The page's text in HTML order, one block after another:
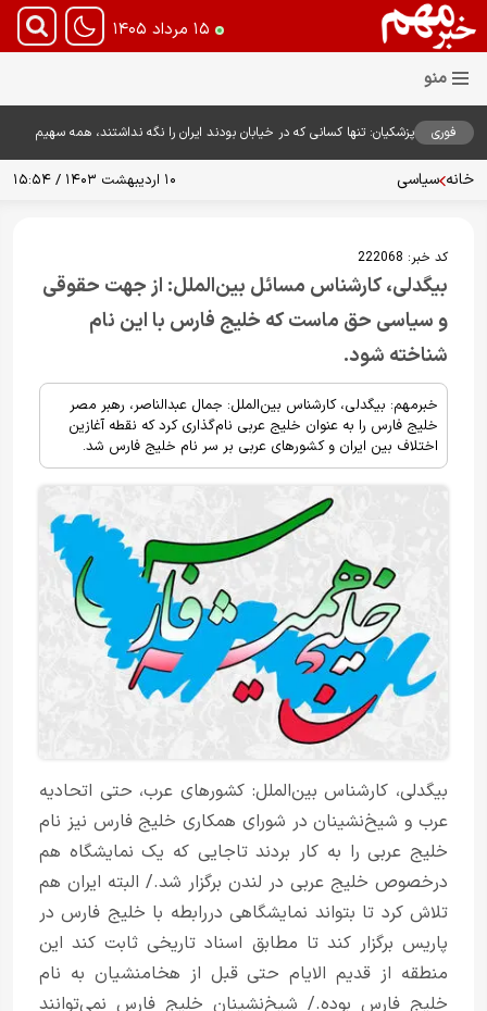
۱۵ مرداد ۱۴۰۵
فوری
پزشکیان: تنها کسانی که در خیابان بودند ایران را نگه نداشتند، همه سهیم
خانه سیاسی ۱۰ اردیبهشت ۱۴۰۳ / ۱۵:۵۴
کد خبر: 222068
بیگدلی، کارشناس مسائل بین‌الملل: از جهت حقوقی
و سیاسی حق ماست که خلیج فارس با این نام
شناخته شود.
خبرمهم: بیگدلی، کارشناس بین‌الملل: جمال عبدالناصر، رهبر مصر
خلیج فارس را به عنوان خلیج عربی نام‌گذاری کرد که نقطه آغازین
اختلاف بین ایران و کشورهای عربی بر سر نام خلیج فارس شد.
بیگدلی، کارشناس بین‌الملل: کشورهای عرب، حتی اتحادیه
عرب و شیخ‌نشینان در شورای همکاری خلیج فارس نیز نام
خلیج عربی را به کار بردند تا‌جایی که یک نمایشگاه هم
در‌خصوص خلیج عربی در لندن برگزار شد./ البته ایران هم
تلاش کرد تا بتواند نمایشگاهی در‌‌رابطه با خلیج فارس در
پاریس برگزار کند تا مطابق اسناد تاریخی ثابت کند این
منطقه از قدیم الایام حتی قبل از هخامنشیان به نام
خلیج فارس بوده./ شیخ‌نشینان خلیج فارس نمی‌توانند